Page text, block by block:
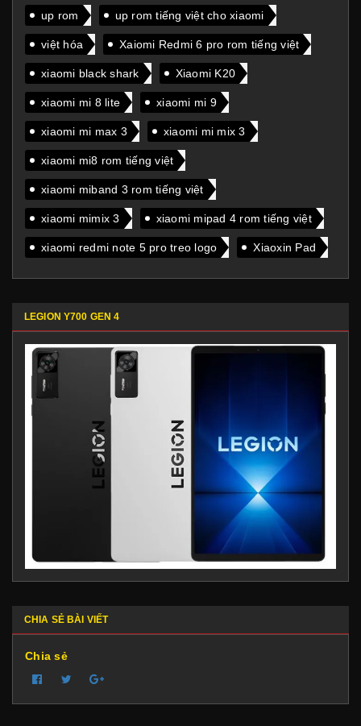
up rom up rom tiếng việt cho xiaomi
việt hóa Xaiomi Redmi 6 pro rom tiếng việt
xiaomi black shark Xiaomi K20
xiaomi mi 8 lite xiaomi mi 9
xiaomi mi max 3 xiaomi mi mix 3
xiaomi mi8 rom tiếng việt
xiaomi miband 3 rom tiếng việt
xiaomi mimix 3 xiaomi mipad 4 rom tiếng việt
xiaomi redmi note 5 pro treo logo Xiaoxin Pad
LEGION Y700 GEN 4
CHIA SẺ BÀI VIẾT
Chia sẻ